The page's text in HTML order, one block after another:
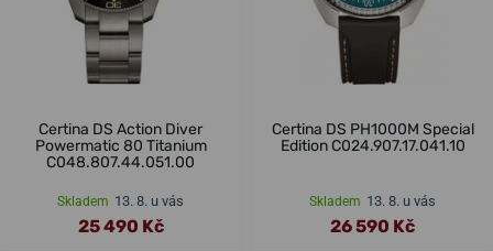
Certina DS Action Diver
Powermatic 80 Titanium
C048.807.44.051.00
Skladem 13. 8. u vás
25 490 Kč
Certina DS PH1000M Special
Edition C024.907.17.041.10
Skladem 13. 8. u vás
26 590 Kč